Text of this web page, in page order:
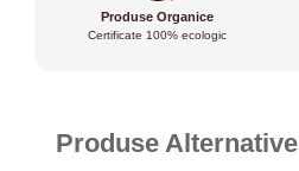
Produse Organice
Certificate 100% ecologic
Produse Alternative